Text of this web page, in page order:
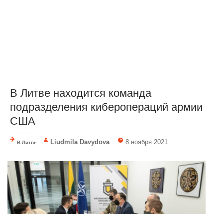
В Литве находится команда
подразделения киберопераций армии
США
В Литве Liudmila Davydova 8 ноября 2021